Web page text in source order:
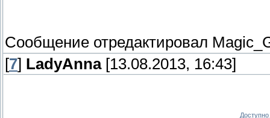
Сообщение отредактировал
[7] LadyAnna[13.08.2013, 16:43]